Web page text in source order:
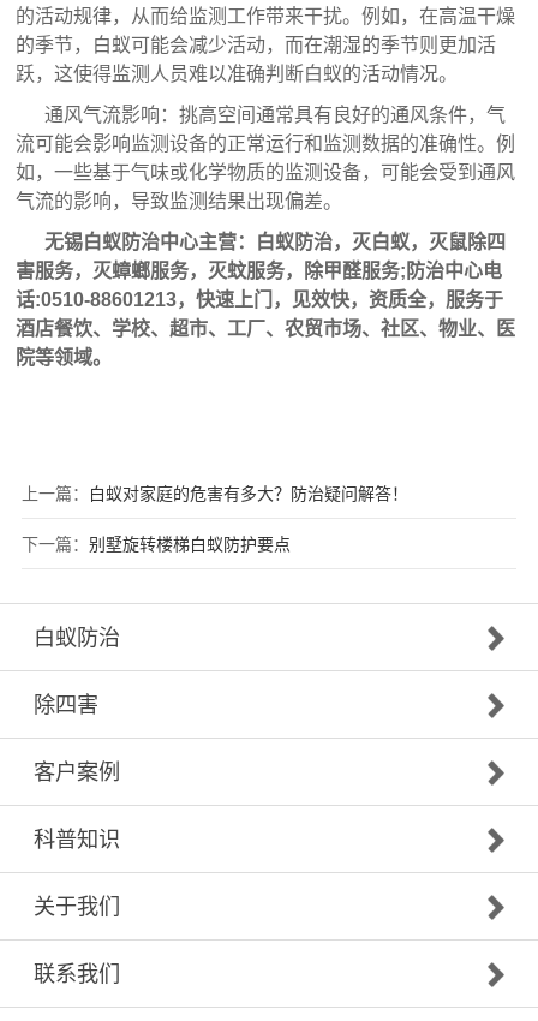
的活动规律，从而给监测工作带来干扰。例如，在高温干燥
的季节，白蚁可能会减少活动，而在潮湿的季节则更加活
跃，这使得监测人员难以准确判断白蚁的活动情况。
通风气流影响：挑高空间通常具有良好的通风条件，气
流可能会影响监测设备的正常运行和监测数据的准确性。例
如，一些基于气味或化学物质的监测设备，可能会受到通风
气流的影响，导致监测结果出现偏差。
无锡白蚁防治中心主营： 白蚁防治，灭白蚁，灭鼠除四
害服务，灭蟑螂服务，灭蚊服务，除甲醛服务;防治中心电
话:0510-88601213，快速上门，见效快，资质全，服务于
酒店餐饮、学校、超市、工厂、农贸市场、社区、物业、医
院等领域。
上一篇： 白蚁对家庭的危害有多大？防治疑问解答！
下一篇： 别墅旋转楼梯白蚁防护要点
白蚁防治
除四害
客户案例
科普知识
关于我们
联系我们